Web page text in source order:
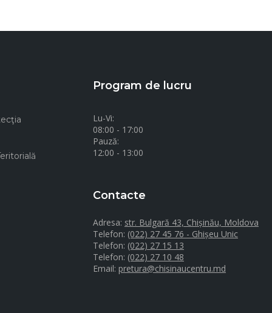
Program de lucru
Lu-Vi:
08:00 - 17:00
Pauză:
12:00 - 13:00
Contacte
Adresa: str. Bulgară 43, Chișinău, Moldova
Telefon: (022) 27 45 76 - Ghișeu Unic
Telefon: (022) 27 15 13
Telefon: (022) 27 10 48
Email: pretura@chisinaucentru.md